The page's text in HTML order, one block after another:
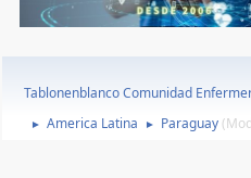
Tablonenblanco Comunidad
► America Latina ► Paraguay